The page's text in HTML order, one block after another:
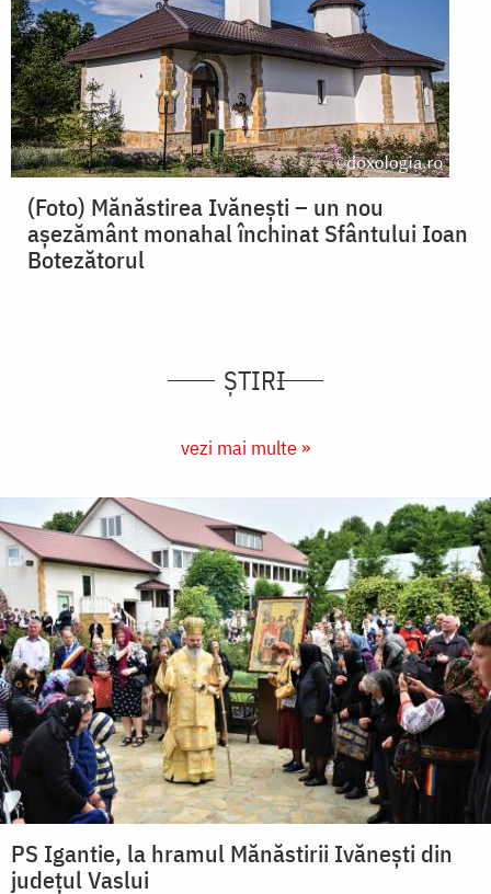
(Foto) Mănăstirea Ivănești – un nou
așezământ monahal închinat Sfântului Ioan
Botezătorul
ȘTIRI
vezi mai multe »
PS Igantie, la hramul Mănăstirii Ivăneşti din
judeţul Vaslui